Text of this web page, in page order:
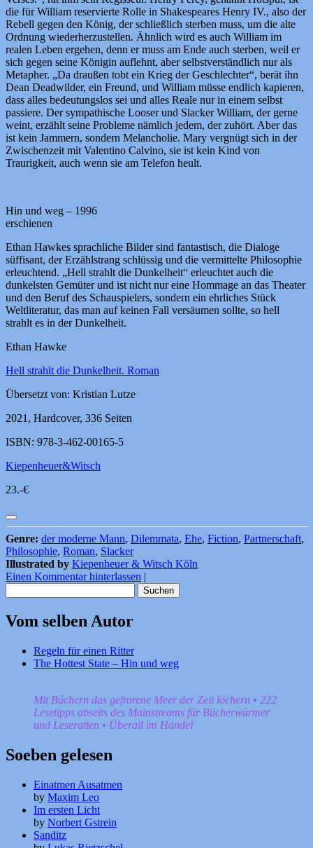
die für William reservierte Rolle in Shakespeares Henry IV., also der
Rebell gegen den König, der schließlich sterben muss, um die alte
Ordnung wiederherzustellen. Ähnlich wird es auch William im
realen Leben ergehen, denn er muss am Ende auch sterben, weil er
sich gegen seine Königin auflehnt, aber selbstverständlich nur als
Metapher. „Da draußen tobt ein Krieg der Geschlechter“, berät ihn
Dean Deadwilder, ein Freund, und William müsse endlich kapieren,
dass alles bedeutungslos sei und alles Reale nur in einem selbst
passiere. Der sympathische Looser und Slacker William, der gerne
weint, erzählt seine Probleme nämlich jedem, der zuhört. Aber das
ist kein Jammern, sondern Melancholie. Mary vergnügt sich in der
Zwischenzeit mit Valentino Calvino, sie ist kein Kind von
Traurigkeit, auch wenn sie am Telefon heult.
Hin und weg – 1996
erschienen
Ethan Hawkes sprachliche Bilder sind fantastisch, die Dialoge
süffisant, der Erzählstrang schlüssig und die vermittelte Philosophie
erleuchtend. „Hell strahlt die Dunkelheit“ erleuchtet auch die
dunkelsten Gemüter und ist nicht nur eine Hommage an das Theater
und den Beruf des Schauspielers, sondern ein ehrliches Stück
Weltliteratur, das man auf keinen Fall versäumen sollte, so hell
strahlt es in der Dunkelheit.
Ethan Hawke
Hell strahlt die Dunkelheit. Roman
Übersetzt von: Kristian Lutze
2021, Hardcover, 336 Seiten
ISBN: 978-3-462-00165-5
Kiepenheuer&Witsch
23.-€
Genre: der moderne Mann, Dilemmata, Ehe, Fiction, Partnerschaft,
Philosophie, Roman, Slacker
Illustrated by Kiepenheuer & Witsch Köln
Einen Kommentar hinterlassen |
nach:
Vom selben Autor
Regeln für einen Ritter
The Hottest State – Hin und weg
Mit Büchern das gefrorene Meer der Zeit löchern • 222
Lesetipps abseits des Mainstreams für Bücherwürmer
und Leseratten • Überall im Handel
Soeben gelesen
Einatmen Ausatmen
by Maxim Leo
Im ersten Licht
by Norbert Gstrein
Sanditz